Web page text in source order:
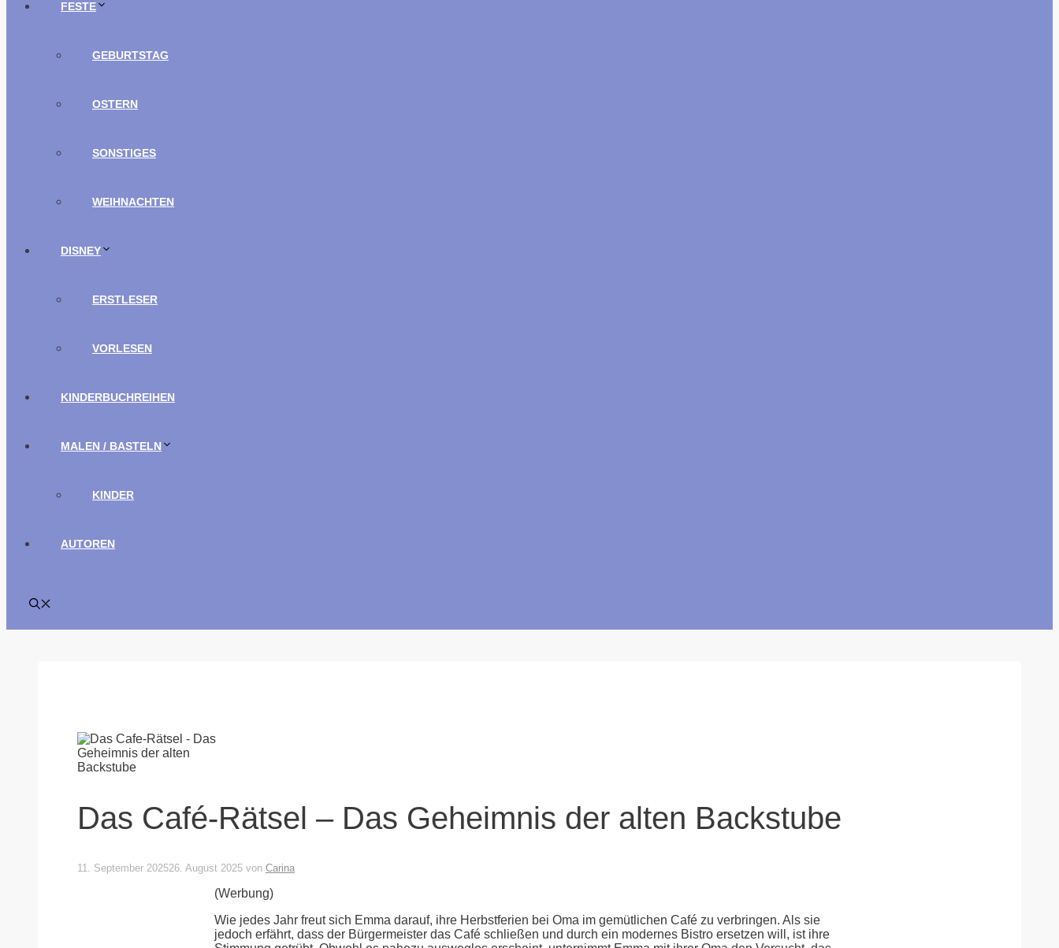
FESTE
GEBURTSTAG
OSTERN
SONSTIGES
WEIHNACHTEN
DISNEY
ERSTLESER
VORLESEN
KINDERBUCHREIHEN
MALEN / BASTELN
KINDER
AUTOREN
Das Café-Rätsel – Das Geheimnis der alten Backstube
11. September 202526. August 2025 von Carina
(Werbung)
Wie jedes Jahr freut sich Emma darauf, ihre Herbstferien bei Oma im gemütlichen Café zu verbringen. Als sie
jedoch erfährt, dass der Bürgermeister das Café schließen und durch ein modernes Bistro ersetzen will, ist ihre